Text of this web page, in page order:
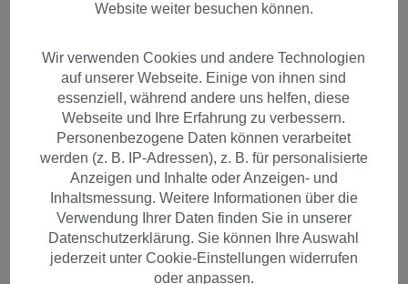
Perücke Herren cool Toupet
Kurz Lässig Modisch schwarz
GFW933-1B
Website weiter besuchen können.
Wir verwenden Cookies und andere Technologien
auf unserer Webseite. Einige von ihnen sind
essenziell, während andere uns helfen, diese
Webseite und Ihre Erfahrung zu verbessern.
Personenbezogene Daten können verarbeitet
werden (z. B. IP-Adressen), z. B. für personalisierte
Anzeigen und Inhalte oder Anzeigen- und
Inhaltsmessung. Weitere Informationen über die
Verwendung Ihrer Daten finden Sie in unserer
Datenschutzerklärung. Sie können Ihre Auswahl
jederzeit unter Cookie-Einstellungen widerrufen
oder anpassen.